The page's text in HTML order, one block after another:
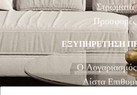
Στρώματα
Προσφορές
ΕΞΥΠΗΡΕΤΗΣΗ
Ο
Λίστα